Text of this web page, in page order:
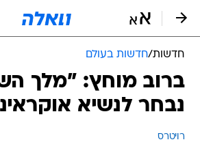
חדשות/חדשות בעולם
ברוב מוחץ: "מלך
נבחר לנשיא
רויטרס